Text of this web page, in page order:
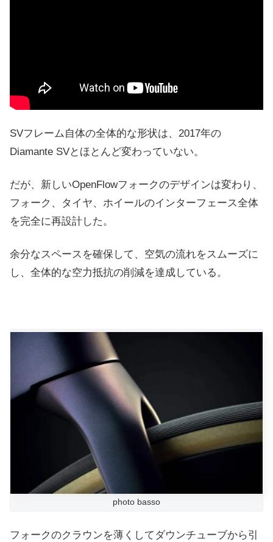
SVフレーム自体の全体的な形状は、2017年の
Diamante SVと ほとんど変わっていない。
だが、新しいOpenFlowフォークのデザインは変わり、
フォーク、タイヤ、ホイールのインターフェース全体
を完全に再設計した。
余分なスペースを確保して、空気の流れをスムーズに
し、全体的な空力抵抗の削減を達成している。
photo basso
フォークのクラウンを薄くしてダウンチューブから引